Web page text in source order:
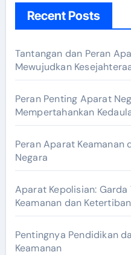
Recent Posts
Tantangan dan Peran
Mewujudkan
Peran Penting Aparat
Mempertahankan
Peran Aparat
Negara
Aparat Kepolisian:
Keamanan dan Ketertiban
Pentingnya Pendidikan
Keamanan